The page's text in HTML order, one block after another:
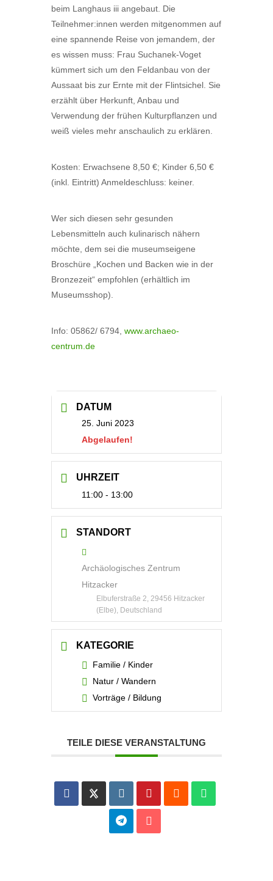
beim Langhaus iii angebaut. Die
Teilnehmer:innen werden mitgenommen auf
eine spannende Reise von jemandem, der
es wissen muss: Frau Suchanek-Voget
kümmert sich um den Feldanbau von der
Aussaat bis zur Ernte mit der Flintsichel. Sie
erzählt über Herkunft, Anbau und
Verwendung der frühen Kulturpflanzen und
weiß vieles mehr anschaulich zu erklären.
Kosten: Erwachsene 8,50 €; Kinder 6,50 €
(inkl. Eintritt) Anmeldeschluss: keiner.
Wer sich diesen sehr gesunden
Lebensmitteln auch kulinarisch nähern
möchte, dem sei die museumseigene
Broschüre „Kochen und Backen wie in der
Bronzezeit“ empfohlen (erhältlich im
Museumsshop).
Info: 05862/ 6794, www.archaeo-
centrum.de
DATUM
25. Juni 2023
Abgelaufen!
UHRZEIT
11:00 - 13:00
STANDORT
Archäologisches Zentrum
Hitzacker
Elbuferstraße 2, 29456 Hitzacker
(Elbe), Deutschland
KATEGORIE
Familie / Kinder
Natur / Wandern
Vorträge / Bildung
TEILE DIESE VERANSTALTUNG